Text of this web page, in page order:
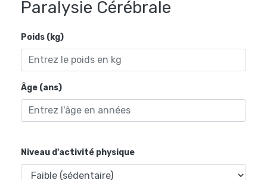
Paralysie Cérébrale
Poids (kg)
Âge (ans)
Niveau d'activité physique